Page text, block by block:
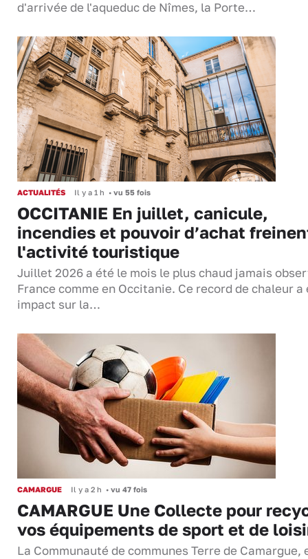
d'arrivée de l'aqueduc de Nîmes, la Porte…
ACTUALITÉS Il y a 1 h • vu 55 fois
OCCITANIE En juillet, canicule,
incendies et pouvoir d’achat
l'activité touristique
Juillet 2026 a été le mois le plus chaud jamais
France comme en Occitanie. Ce record de chaleur a
impact sur la…
CAMARGUE Il y a 2 h • vu 47 fois
CAMARGUE Une Collecte pour
vos équipements de sport et de
La Communauté de communes Terre de Camargue,